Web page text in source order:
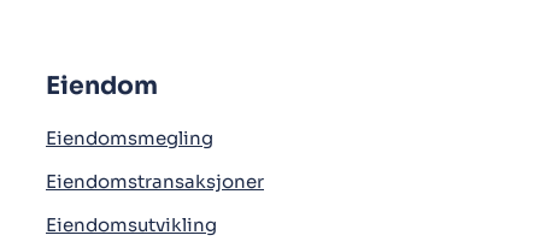
Eiendom
Eiendomsmegling
Eiendomstransaksjoner
Eiendomsutvikling